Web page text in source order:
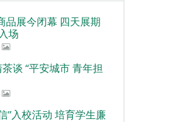
品展今闭幕 四天展期
场
谈 “平安城市 青年担
”入校活动 培育学生廉